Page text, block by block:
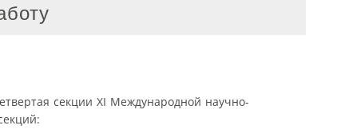
секции XI Международной научно-